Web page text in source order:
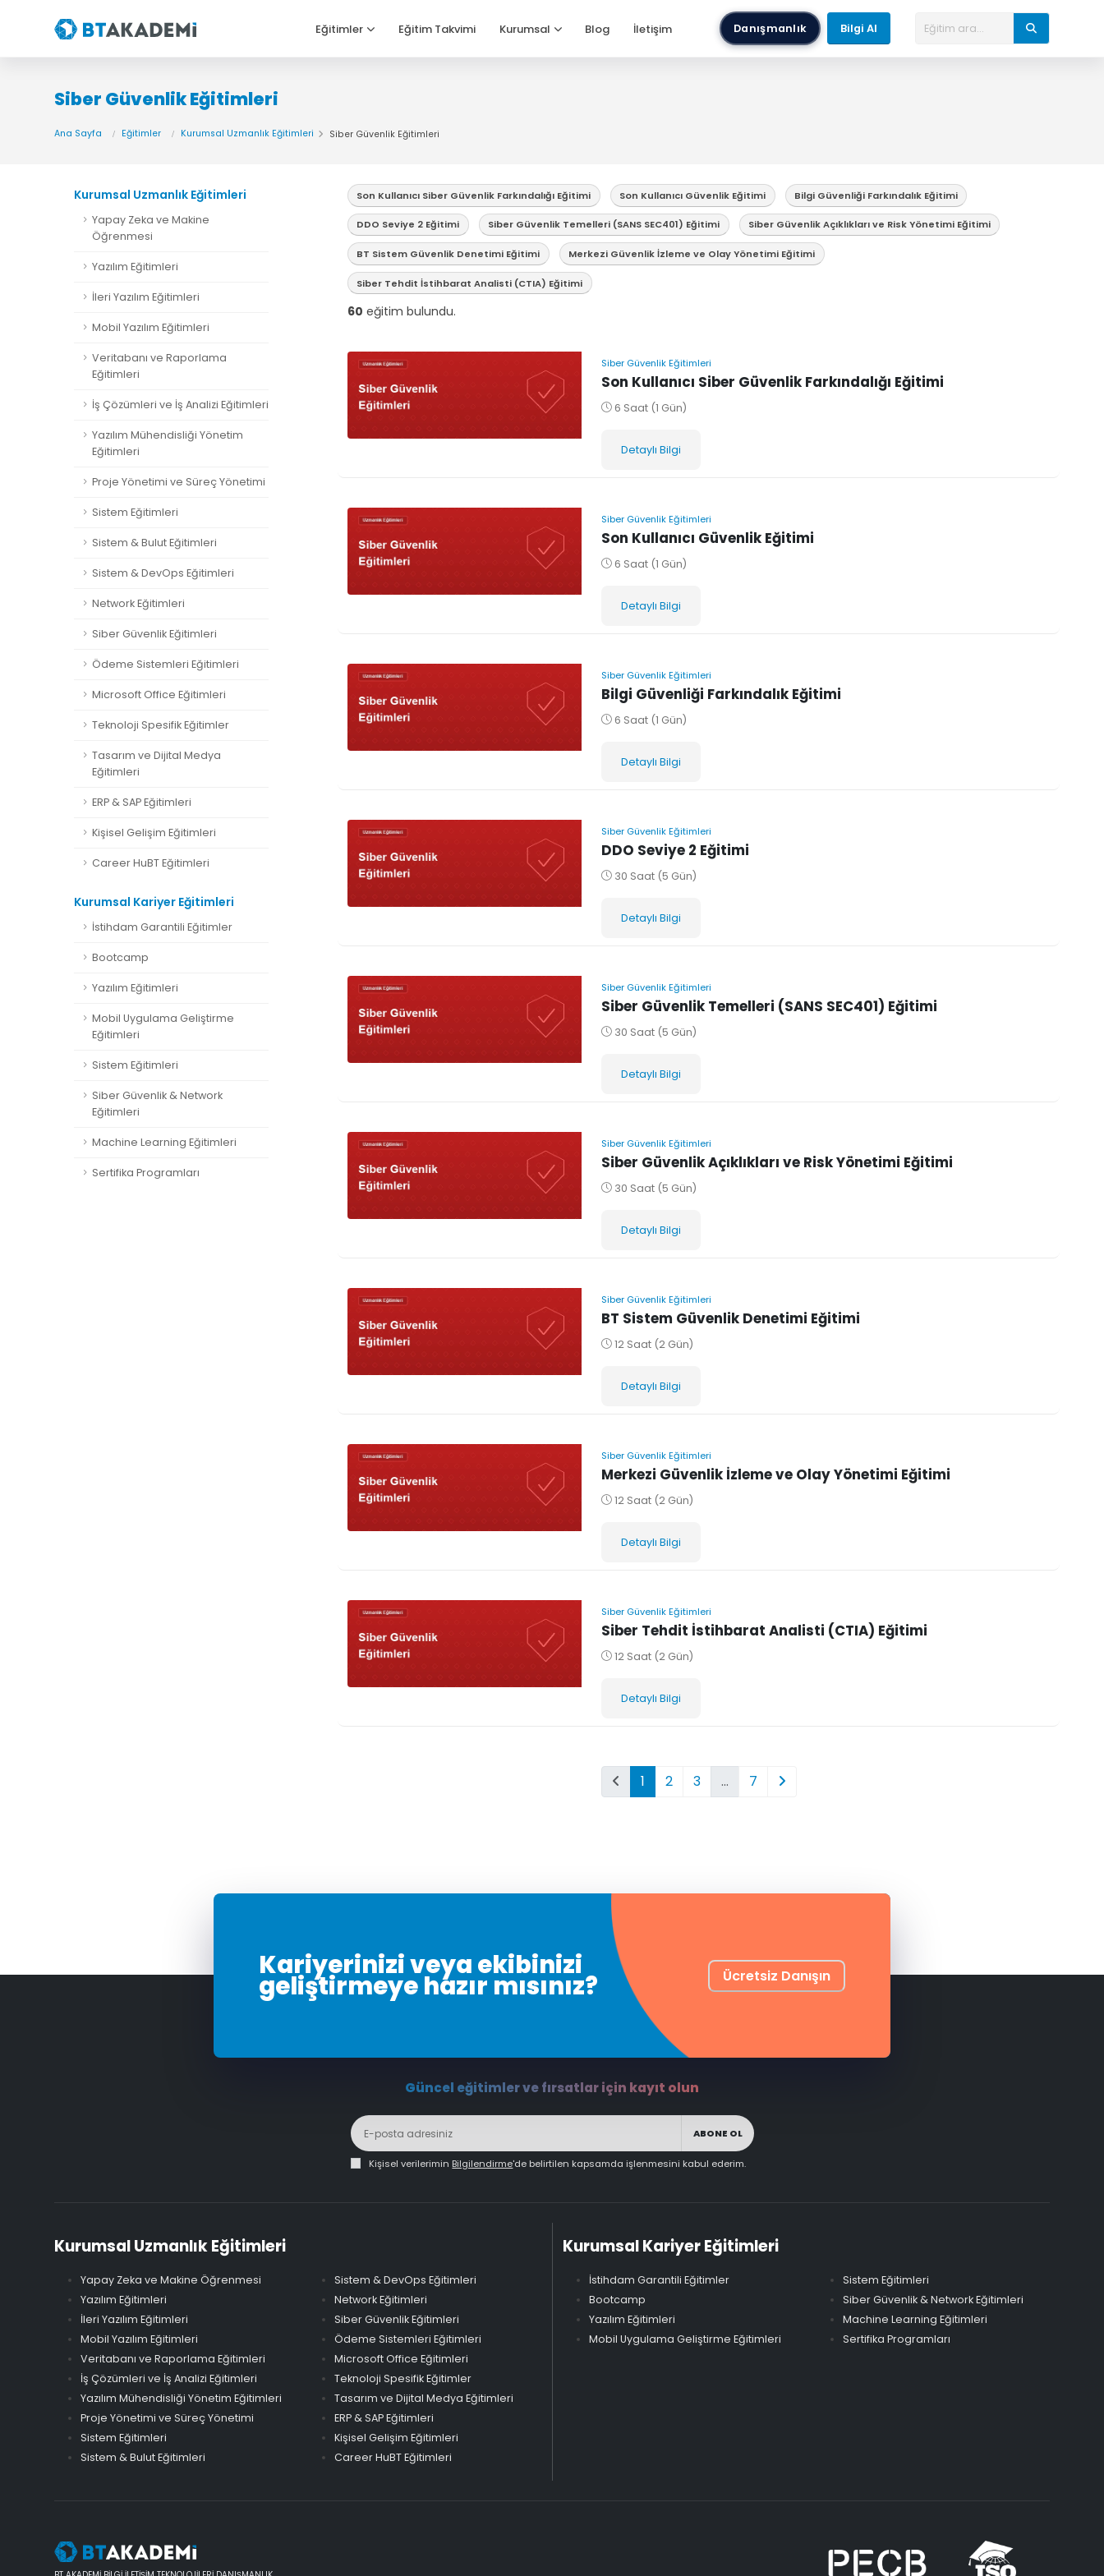
Eğitimler Eğitim Takvimi Kurumsal Blog İletişim Danışmanlık Bilgi Al
Siber Güvenlik Eğitimleri
Ana Sayfa Eğitimler Kurumsal Uzmanlık Eğitimleri Siber Güvenlik Eğitimleri
Kurumsal Uzmanlık Eğitimleri
Yapay Zeka ve Makine
Öğrenmesi
Yazılım Eğitimleri
İleri Yazılım Eğitimleri
Mobil Yazılım Eğitimleri
Veritabanı ve Raporlama
Eğitimleri
İş Çözümleri ve İş Analizi Eğitimleri
Yazılım Mühendisliği Yönetim
Eğitimleri
Proje Yönetimi ve Süreç Yönetimi
Sistem Eğitimleri
Sistem & Bulut Eğitimleri
Sistem & DevOps Eğitimleri
Network Eğitimleri
Siber Güvenlik Eğitimleri
Ödeme Sistemleri Eğitimleri
Microsoft Office Eğitimleri
Teknoloji Spesifik Eğitimler
Tasarım ve Dijital Medya
Eğitimleri
ERP & SAP Eğitimleri
Kişisel Gelişim Eğitimleri
Career HuBT Eğitimleri
Kurumsal Kariyer Eğitimleri
İstihdam Garantili Eğitimler
Bootcamp
Yazılım Eğitimleri
Mobil Uygulama Geliştirme
Eğitimleri
Sistem Eğitimleri
Siber Güvenlik & Network
Eğitimleri
Machine Learning Eğitimleri
Sertifika Programları
Son Kullanıcı Siber Güvenlik Farkındalığı Eğitimi Son Kullanıcı Güvenlik Eğitimi Bilgi Güvenliği Farkındalık Eğitimi
DDO Seviye 2 Eğitimi Siber Güvenlik Temelleri (SANS SEC401) Eğitimi Siber Güvenlik Açıklıkları ve Risk Yönetimi Eğitimi
BT Sistem Güvenlik Denetimi Eğitimi Merkezi Güvenlik İzleme ve Olay Yönetimi Eğitimi
Siber Tehdit İstihbarat Analisti (CTIA) Eğitimi
60 eğitim bulundu.
Siber Güvenlik Eğitimleri
Son Kullanıcı Siber Güvenlik Farkındalığı Eğitimi
6 Saat (1 Gün)
Detaylı Bilgi
Siber Güvenlik Eğitimleri
Son Kullanıcı Güvenlik Eğitimi
6 Saat (1 Gün)
Detaylı Bilgi
Siber Güvenlik Eğitimleri
Bilgi Güvenliği Farkındalık Eğitimi
6 Saat (1 Gün)
Detaylı Bilgi
Siber Güvenlik Eğitimleri
DDO Seviye 2 Eğitimi
30 Saat (5 Gün)
Detaylı Bilgi
Siber Güvenlik Eğitimleri
Siber Güvenlik Temelleri (SANS SEC401) Eğitimi
30 Saat (5 Gün)
Detaylı Bilgi
Siber Güvenlik Eğitimleri
Siber Güvenlik Açıklıkları ve Risk Yönetimi Eğitimi
30 Saat (5 Gün)
Detaylı Bilgi
Siber Güvenlik Eğitimleri
BT Sistem Güvenlik Denetimi Eğitimi
12 Saat (2 Gün)
Detaylı Bilgi
Siber Güvenlik Eğitimleri
Merkezi Güvenlik İzleme ve Olay Yönetimi Eğitimi
12 Saat (2 Gün)
Detaylı Bilgi
Siber Güvenlik Eğitimleri
Siber Tehdit İstihbarat Analisti (CTIA) Eğitimi
12 Saat (2 Gün)
Detaylı Bilgi
1 2 3 … 7
Kariyerinizi veya ekibinizi
geliştirmeye hazır mısınız? Ücretsiz Danışın
Güncel eğitimler ve fırsatlar için kayıt olun
ABONE OL
Kişisel verilerimin Bilgilendirme'de belirtilen kapsamda işlenmesini kabul ederim.
Kurumsal Uzmanlık Eğitimleri
Yapay Zeka ve Makine Öğrenmesi
Yazılım Eğitimleri
İleri Yazılım Eğitimleri
Mobil Yazılım Eğitimleri
Veritabanı ve Raporlama Eğitimleri
İş Çözümleri ve İş Analizi Eğitimleri
Yazılım Mühendisliği Yönetim Eğitimleri
Proje Yönetimi ve Süreç Yönetimi
Sistem Eğitimleri
Sistem & Bulut Eğitimleri
Sistem & DevOps Eğitimleri
Network Eğitimleri
Siber Güvenlik Eğitimleri
Ödeme Sistemleri Eğitimleri
Microsoft Office Eğitimleri
Teknoloji Spesifik Eğitimler
Tasarım ve Dijital Medya Eğitimleri
ERP & SAP Eğitimleri
Kişisel Gelişim Eğitimleri
Career HuBT Eğitimleri
Kurumsal Kariyer Eğitimleri
İstihdam Garantili Eğitimler
Bootcamp
Yazılım Eğitimleri
Mobil Uygulama Geliştirme Eğitimleri
Sistem Eğitimleri
Siber Güvenlik & Network Eğitimleri
Machine Learning Eğitimleri
Sertifika Programları